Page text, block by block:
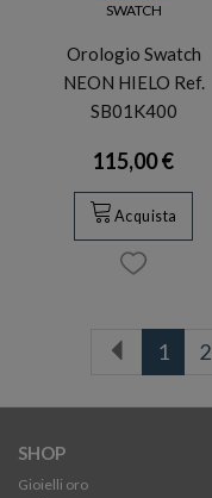
SWATCH
Orologio Swatch
NEON HIELO Ref.
SB01K400
115,00 €
Acquista
1 2
SHOP
Gioielli oro